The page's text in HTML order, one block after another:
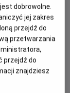
dobrowolne.
jej zakres
przejdź do
przetwarzania
przejdź do
znajdziesz